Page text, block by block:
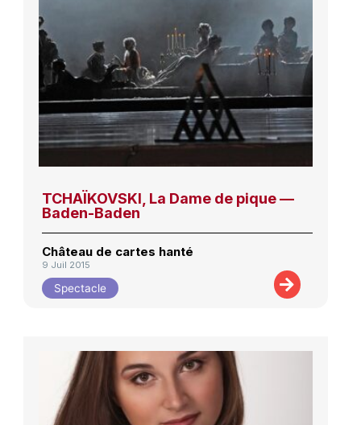
TCHAÏKOVSKI, La Dame de pique —
Baden-Baden
Château de cartes hanté
9 Juil 2015
Spectacle